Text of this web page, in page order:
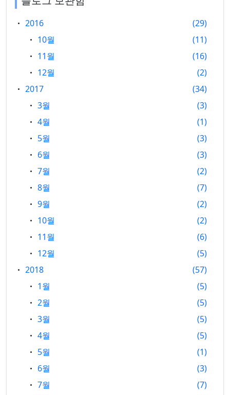
2016
29
10월
11
11월
16
12월
2
2017
34
3월
3
4월
1
5월
3
6월
3
7월
2
8월
7
9월
2
10월
2
11월
6
12월
5
2018
57
1월
5
2월
5
3월
5
4월
5
5월
1
6월
3
7월
7